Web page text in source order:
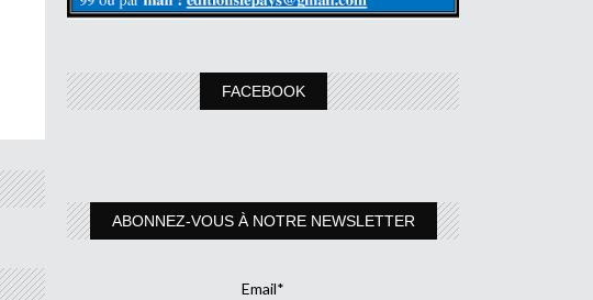
FACEBOOK
ABONNEZ-VOUS À NOTRE NEWSLETTER
Email*